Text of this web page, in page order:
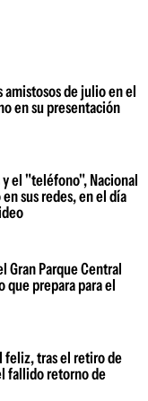
amistosos de julio en el
en su presentación
el "teléfono", Nacional
sus redes, en el día
Gran Parque Central
que prepara para el
feliz, tras el retiro de
fallido retorno de